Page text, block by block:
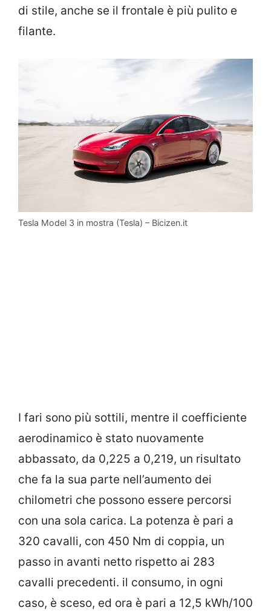
di stile, anche se il frontale è più pulito e
filante.
Tesla Model 3 in mostra (Tesla) – Bicizen.it
I fari sono più sottili, mentre il coefficiente
aerodinamico è stato nuovamente
abbassato, da 0,225 a 0,219, un risultato
che fa la sua parte nell’aumento dei
chilometri che possono essere percorsi
con una sola carica. La potenza è pari a
320 cavalli, con 450 Nm di coppia, un
passo in avanti netto rispetto ai 283
cavalli precedenti. il consumo, in ogni
caso, è sceso, ed ora è pari a 12,5 kWh/100